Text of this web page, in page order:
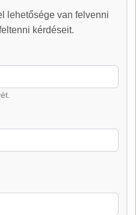
lehetősége van felvenni
kérdéseit.